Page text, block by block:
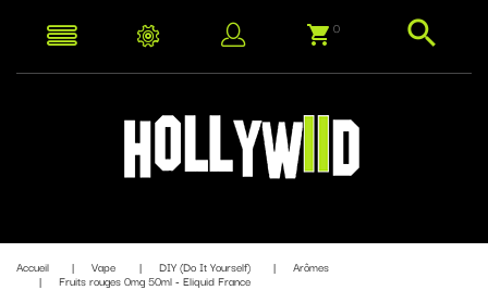
0
Accueil Vape DIY (Do It Yourself) Arômes
Fruits rouges 0mg 50ml - Eliquid France